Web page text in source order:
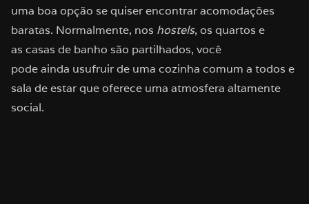
uma boa opção se quiser encontrar acomodações
baratas. Normalmente, nos hostels, os quartos e
as casas de banho são partilhados, você
pode ainda usufruir de uma cozinha comum a todos e
sala de estar que oferece uma atmosfera altamente
social.